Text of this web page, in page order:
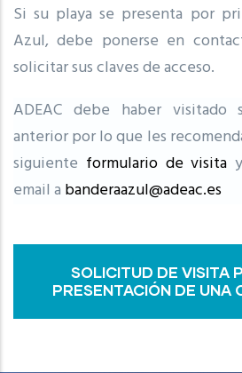
Si su playa se presenta por
Azul, debe ponerse en
solicitar sus claves de acceso.
ADEAC debe haber
anterior por lo que les
siguiente formulario de visita
email a banderaazul@adeac.es
SOLICITUD DE VISITA
PRESENTACIÓN DE UNA